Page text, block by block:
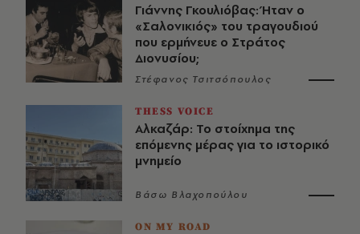
Γιάννης Γκουλιόβας: Ήταν ο
«Σαλονικιός» του τραγουδιού
που ερμήνευε ο Στράτος
Διονυσίου;
Στέφανος Τσιτσόπουλος
THESS VOICE
Αλκαζάρ: Το στοίχημα της
επόμενης μέρας για το ιστορικό
μνημείο
Βάσω Βλαχοπούλου
ON MY ROAD